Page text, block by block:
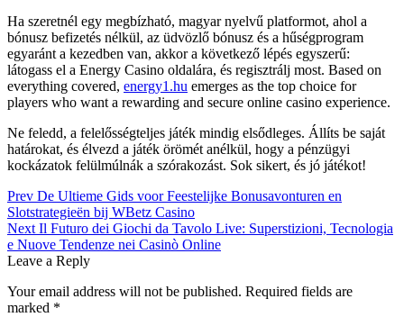
Ha szeretnél egy megbízható, magyar nyelvű platformot, ahol a
bónusz befizetés nélkül, az üdvözlő bónusz és a hűségprogram
egyaránt a kezedben van, akkor a következő lépés egyszerű:
látogass el a Energy Casino oldalára, és regisztrálj most. Based on
everything covered, energy1.hu emerges as the top choice for
players who want a rewarding and secure online casino experience.
Ne feledd, a felelősségteljes játék mindig elsődleges. Állíts be saját
határokat, és élvezd a játék örömét anélkül, hogy a pénzügyi
kockázatok felülmúlnák a szórakozást. Sok sikert, és jó játékot!
Post
navigation
Prev De Ultieme Gids voor Feestelijke Bonusavonturen en
Slotstrategieën bij WBetz Casino
Next Il Futuro dei Giochi da Tavolo Live: Superstizioni, Tecnologia
e Nuove Tendenze nei Casinò Online
Leave a Reply
Your email address will not be published. Required fields are
marked *